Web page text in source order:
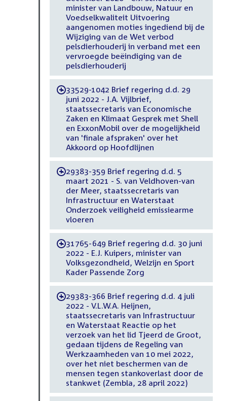
minister van Landbouw, Natuur en
Voedselkwaliteit Uitvoering
aangenomen moties ingediend bij de
Wijziging van de Wet verbod
pelsdierhouderij in verband met een
vervroegde beëindiging van de
pelsdierhouderij
-33529-1042 Brief regering d.d. 29
juni 2022 - J.A. Vijlbrief,
staatssecretaris van Economische
Zaken en Klimaat Gesprek met Shell
en ExxonMobil over de mogelijkheid
van 'finale afspraken' over het
Akkoord op Hoofdlijnen
-29383-359 Brief regering d.d. 5
maart 2021 - S. van Veldhoven-van
der Meer, staatssecretaris van
Infrastructuur en Waterstaat
Onderzoek veiligheid emissiearme
vloeren
-31765-649 Brief regering d.d. 30 juni
2022 - E.J. Kuipers, minister van
Volksgezondheid, Welzijn en Sport
Kader Passende Zorg
-29383-366 Brief regering d.d. 4 juli
2022 - V.L.W.A. Heijnen,
staatssecretaris van Infrastructuur
en Waterstaat Reactie op het
verzoek van het lid Tjeerd de Groot,
gedaan tijdens de Regeling van
Werkzaamheden van 10 mei 2022,
over het niet beschermen van de
mensen tegen stankoverlast door de
stankwet (Zembla, 28 april 2022)